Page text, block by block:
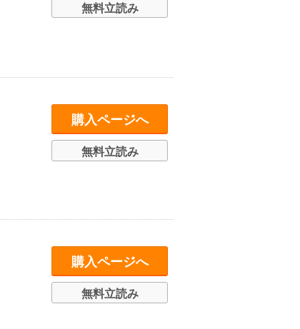
無料立読み
購入ページへ
無料立読み
購入ページへ
無料立読み